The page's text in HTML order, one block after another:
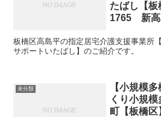
たばし【板
1765 新高
板橋区高島平の指定居宅介護支援事業
サポートいたばし】のご紹介です。
未分類
【小規模
くり小規
町【板橋